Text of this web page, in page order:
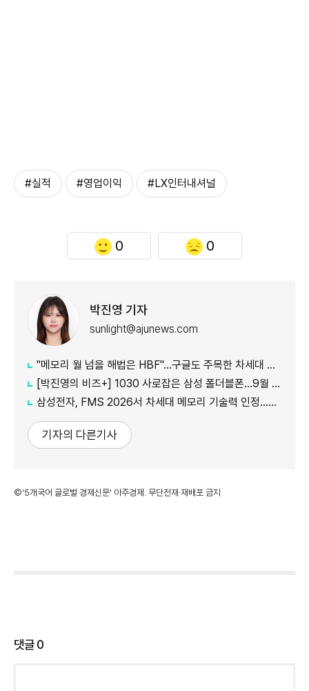
#실적 #영업이익 #LX인터내셔널
0 0
박진영 기자
sunlight@ajunews.com
"메모리 월 넘을 해법은 HBF"…구글도 주목한 차세대 AI 메모리
[박진영의 비즈+] 1030 사로잡은 삼성 폴더블폰…9월 공개 앞둔 애플 묘수는
삼성전자, FMS 2026서 차세대 메모리 기술력 인정…2개 부문 수상
기자의 다른기사
©'5개국어 글로벌 경제신문' 아주경제. 무단전재·재배포 금지
댓글0